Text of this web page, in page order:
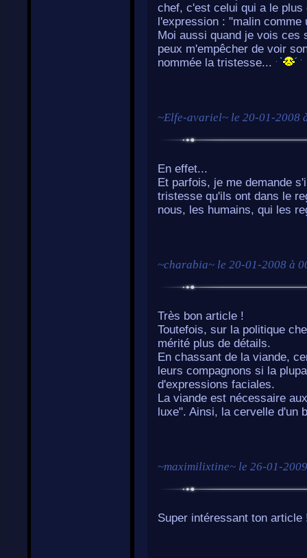
chef, c'est celui qui a le
l'expression : "malin
Moi aussi quand je vois ces
peux m'empêcher de voir
nommée la tristesse...
~Elfe-avariel~ le 20-01-2008
En effet...
Et parfois, je me demande
tristesse qu'ils ont dans le
nous, les humains, qui les
~charabia~ le 20-01-2008 à
Très bon article !
Toutefois, sur la politique
mérité plus de détails.
En chassant de la viande,
leurs compagnons si la
d'expressions faciales.
La viande est nécessaire
luxe". Ainsi, la cervelle d'un
~maximilixtine~ le 26-01-
Super intéressant ton